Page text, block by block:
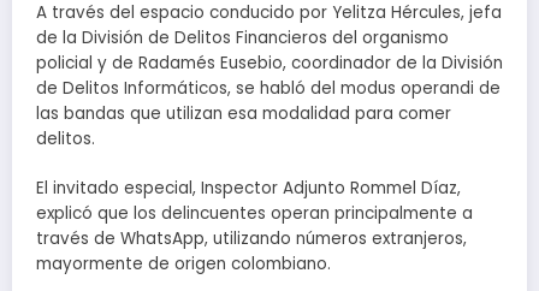
A través del espacio conducido por Yelitza Hércules, jefa
de la División de Delitos Financieros del organismo
policial y de Radamés Eusebio, coordinador de la División
de Delitos Informáticos, se habló del modus operandi de
las bandas que utilizan esa modalidad para comer
delitos.
El invitado especial, Inspector Adjunto Rommel Díaz,
explicó que los delincuentes operan principalmente a
través de WhatsApp, utilizando números extranjeros,
mayormente de origen colombiano.